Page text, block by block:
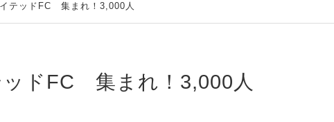
テッドFC 集まれ！3,000人
ドFC 集まれ！3,000人